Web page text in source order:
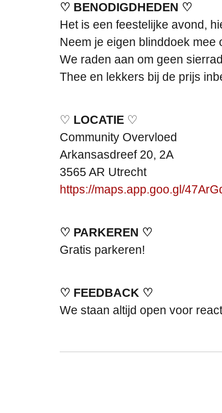
♡ BENODIGDHEDEN ♡
Het is een feestelijke avond,
Neem je eigen blinddoek mee
We raden aan om geen
Thee en lekkers bij de prijs
♡ LOCATIE ♡
Community Overvloed
Arkansasdreef 20, 2A
3565 AR Utrecht
https://maps.app.goo.gl/
♡ PARKEREN ♡
Gratis parkeren!
♡ FEEDBACK ♡
We staan altijd open voor